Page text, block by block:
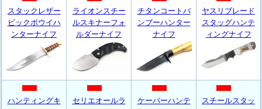
スタックレザー
ビックボウイハ
ンターナイフ
ライオンスチー
ルスキナーフォ
ルダーナイフ
チタンコートバ
ンブーハンター
ナイフ
ヤスリブレード
スタッグハンテ
ィングナイフ
ハンティングキ
セリエオールラ
ケーバーハンテ
スチールスタッ